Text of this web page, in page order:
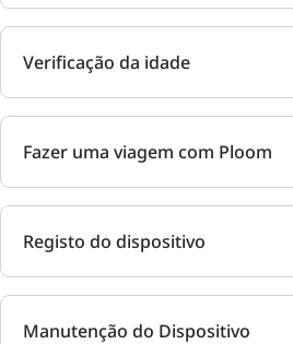
Verificação da idade
Fazer uma viagem com Ploom
Registo do dispositivo
Manutenção do Dispositivo